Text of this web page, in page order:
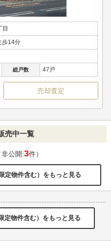
目
歩14分
総戸数 47戸
売却査定
売中一覧
公開:3件）
定物件含む）をもっと見る
定物件含む）をもっと見る